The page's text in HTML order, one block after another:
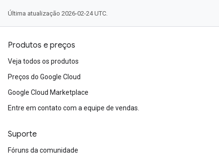
Última atualização 2026-02-24 UTC.
Produtos e preços
Veja todos os produtos
Preços do Google Cloud
Google Cloud Marketplace
Entre em contato com a equipe de vendas.
Suporte
Fóruns da comunidade